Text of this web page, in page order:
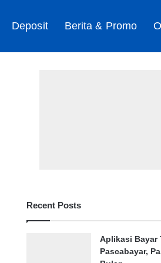
Deposit Berita & Promo
Recent Posts
Aplikasi Bayar
Pascabayar,